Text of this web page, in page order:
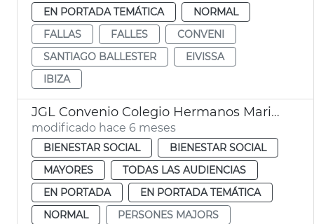
EN PORTADA TEMÁTICA
NORMAL
FALLAS
FALLES
CONVENI
SANTIAGO BALLESTER
EIVISSA
IBIZA
JGL Convenio Colegio Hermanos Maristas y Ayuntamiento València
modificado hace 6 meses
BIENESTAR SOCIAL
BIENESTAR SOCIAL
MAYORES
TODAS LAS AUDIENCIAS
EN PORTADA
EN PORTADA TEMÁTICA
NORMAL
PERSONES MAJORS